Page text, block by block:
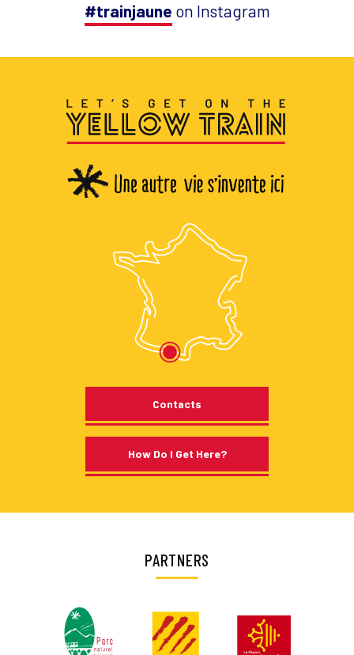
#trainjaune on Instagram
Contacts
How Do I Get Here?
PARTNERS